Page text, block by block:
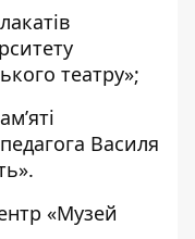
театру»;
Василя
«Музей